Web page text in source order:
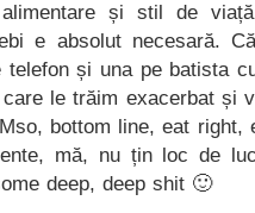
alimentare și stil de
e absolut necesară.
telefon și una pe batista
le trăim exacerbat și
bottom line, eat right,
mă, nu țin loc de
deep, deep shit 🙂